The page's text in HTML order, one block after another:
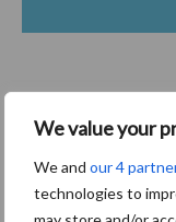
We value your
We and our 4
technologies to
Primaire
Recent